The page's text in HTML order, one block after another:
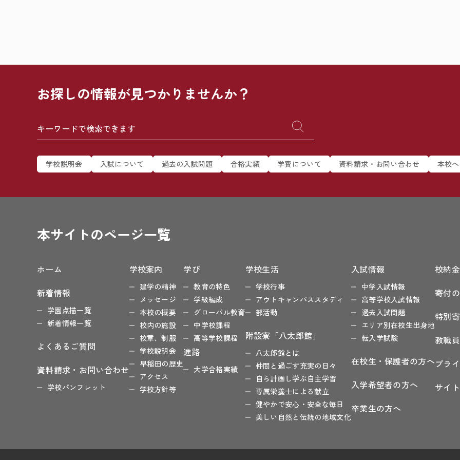
お探しの情報が見つかりませんか？
学校説明会 入試について 過去の入試問題 合格実績 学費について 資料請求・お問い合わせ 本校
本サイトのページ一覧
ホーム
新着情報
学園点描一覧
新着情報一覧
よくあるご質問
資料請求・お問い合わせ
学校パンフレット
学校案内
建学の精神
メッセージ
本校の概要
校内の施設
校章、制服
学校説明会
早稲田の歴史
アクセス
学校方針等
学び
教育の特色
学級編成
グローバル教育
中学校課程
高等学校課程
進路
大学合格実績
学校生活
学校行事
アウトキャンパススタディ
部活動
附設寮「八太郎館」
八太郎館とは
仲間と過ごす充実の日々
自ら計画し学ぶ自主学習
専属栄養士による献立
健やかで安心・安全な毎日
美しい自然と伝統の地域文化
入試情報
中学入試情報
高等学校入試情報
過去入試問題
エリア別在校生出身地
転入学試験
在校生・保護者の方へ
入学希望者の方へ
卒業生の方へ
校納
寄付
特別
教職
プラ
サイ